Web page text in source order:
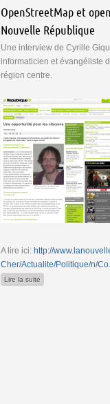
OpenStreetMap et
Nouvelle République
Une interview de Cyrille
informaticien et évangéliste
région centre.
A lire ici: http://
Cher/Actualite/Politique/n/
Lire la suite de OpenStreetMap